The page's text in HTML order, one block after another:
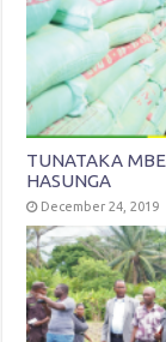
TUNATAKA
HASUNGA
December 24, 2019